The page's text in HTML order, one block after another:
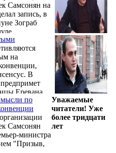
касаясь
вокруг
Самсонян на
запись, в
Зограб
по его
Tert.am.
на
В
предпримет
Еревана
мысли по
Самсонян
министра
"Призыв,
Уважаемые
читатели! Уже
более тридцати
лет